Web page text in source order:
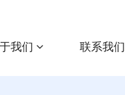
我们 联系我们